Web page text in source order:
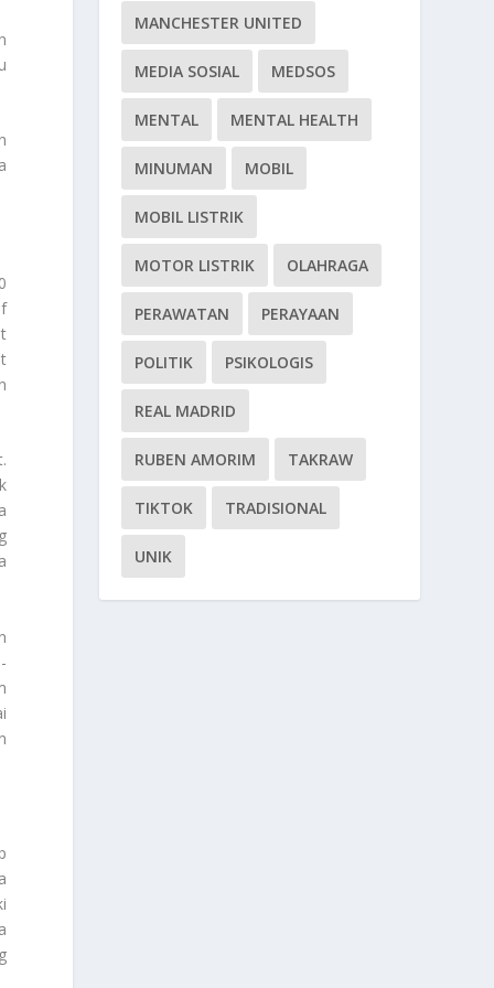
MANCHESTER UNITED
MEDIA SOSIAL MEDSOS
MENTAL MENTAL HEALTH
MINUMAN MOBIL
MOBIL LISTRIK
MOTOR LISTRIK OLAHRAGA
PERAWATAN PERAYAAN
POLITIK PSIKOLOGIS
REAL MADRID
RUBEN AMORIM TAKRAW
TIKTOK TRADISIONAL
UNIK